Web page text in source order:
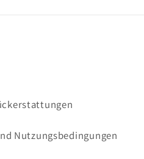
Nutzungsbedingungen